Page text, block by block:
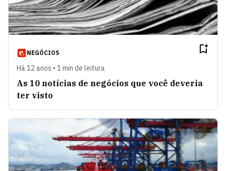
NEGÓCIOS
Há 12 anos • 1 min de leitura
As 10 notícias de negócios que você deveria
ter visto